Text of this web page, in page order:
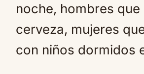
noche, hombres que
cerveza, mujeres
con niños dormidos